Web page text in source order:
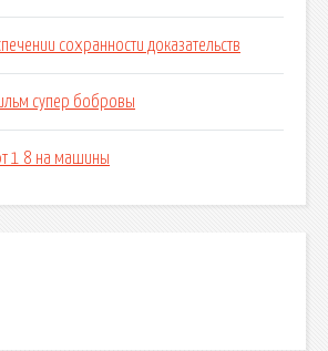
сохранности доказательств
супер бобровы
1 8 на машины